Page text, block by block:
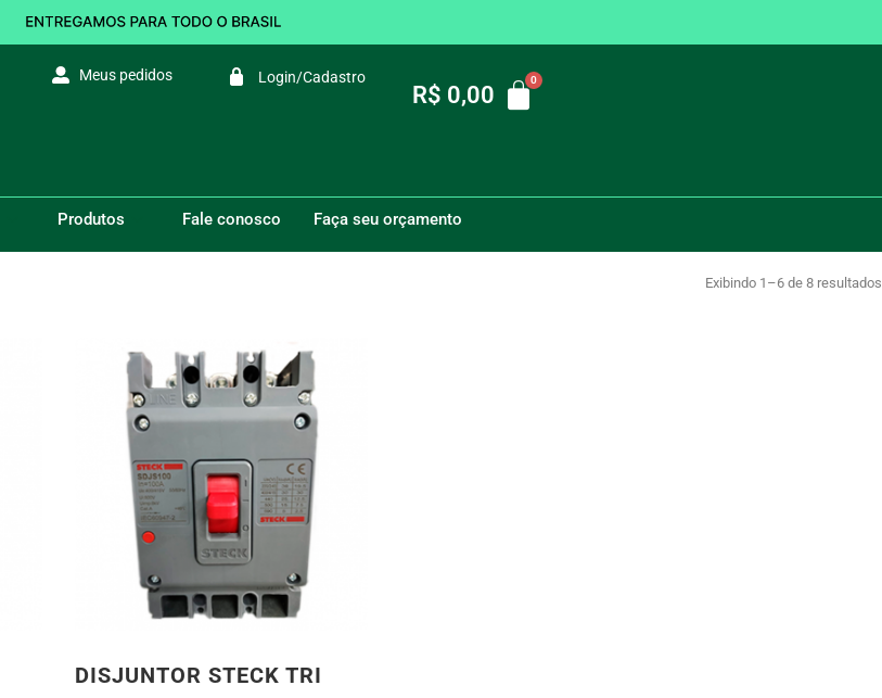
Meus pedidos Login/Cadastro
R$ 0,00
Produtos Fale conosco Faça seu orçamento
DISJUNTOR STECK TRI 063A 36KA CX MOLD SDJS63
Exibindo 1–6 de 8 resultados
DISJUNTOR STECK TRI